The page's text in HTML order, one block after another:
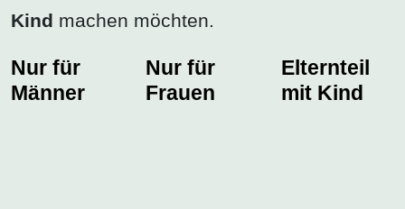
Kind machen möchten.
Nur für
Männer
Nur für
Frauen
Elternteil
mit Kind